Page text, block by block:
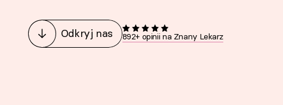
Odkryj nas 892+ opinii na Znany Lekarz